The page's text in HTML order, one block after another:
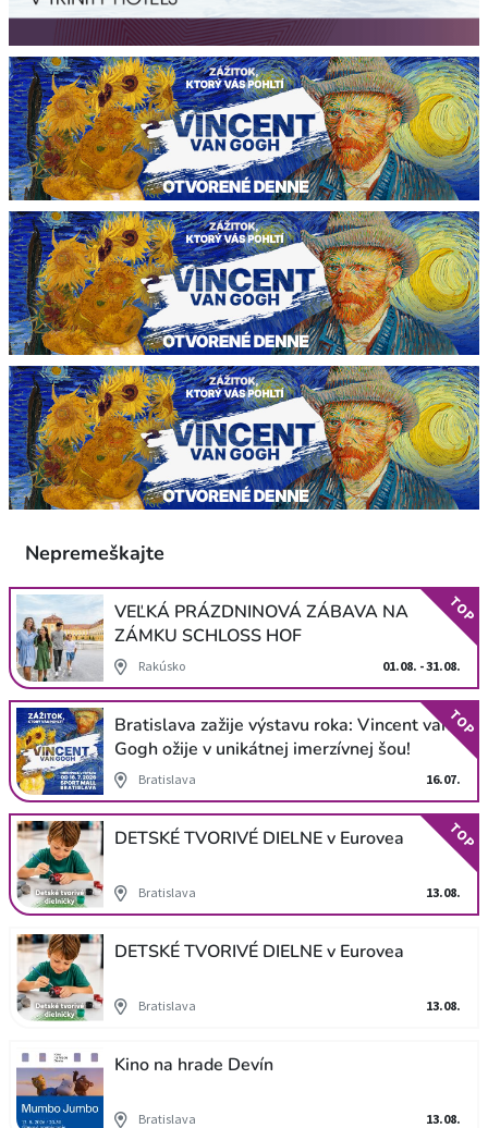
Nepremeškajte
VEĽKÁ PRÁZDNINOVÁ ZÁBAVA NA
ZÁMKU SCHLOSS HOF
Rakúsko 01.08. - 31.08.
TOP
Bratislava zažije výstavu roka: Vincent van
Gogh ožije v unikátnej imerzívnej šou!
Bratislava 16.07.
TOP
DETSKÉ TVORIVÉ DIELNE v Eurovea
Bratislava 13.08.
TOP
DETSKÉ TVORIVÉ DIELNE v Eurovea
Bratislava 13.08.
Kino na hrade Devín
Bratislava 13.08.